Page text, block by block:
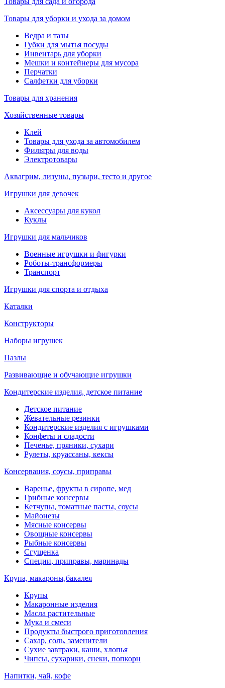
Товары для уборки и ухода за домом
Ведра и тазы
Губки для мытья посуды
Инвентарь для уборки
Мешки и контейнеры для мусора
Перчатки
Салфетки для уборки
Товары для хранения
Хозяйственные товары
Клей
Товары для ухода за автомобилем
Фильтры для воды
Электротовары
Аквагрим, лизуны, пузыри, тесто и другое
Игрушки для девочек
Аксессуары для кукол
Куклы
Игрушки для мальчиков
Военные игрушки и фигурки
Роботы-трансформеры
Транспорт
Игрушки для спорта и отдыха
Каталки
Конструкторы
Наборы игрушек
Пазлы
Развивающие и обучающие игрушки
Кондитерские изделия, детское питание
Детское питание
Жевательные резинки
Кондитерские изделия с игрушками
Конфеты и сладости
Печенье, пряники, сухари
Рулеты, круассаны, кексы
Консервация, соусы, приправы
Варенье, фрукты в сиропе, мед
Грибные консервы
Кетчупы, томатные пасты, соусы
Майонезы
Мясные консервы
Овощные консервы
Рыбные консервы
Сгущенка
Специи, приправы, маринады
Крупа, макароны,бакалея
Крупы
Макаронные изделия
Масла растительные
Мука и смеси
Продукты быстрого приготовления
Сахар, соль, заменители
Сухие завтраки, каши, хлопья
Чипсы, сухарики, снеки, попкорн
Напитки, чай, кофе